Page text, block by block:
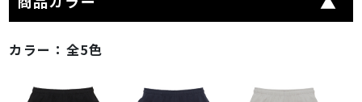
カラー： 全5色